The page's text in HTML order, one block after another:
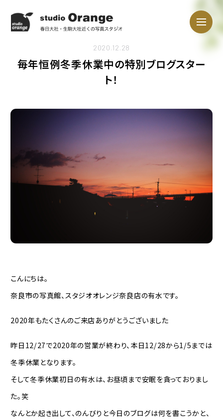
2020.12.28
毎年恒例冬季休業中の特別ブログスター
ト！
こんにちは。
奈良市の写真館、スタジオオレンジ奈良店の有水です。
2020年もたくさんのご来店ありがとうございました
昨日12/27で2020年の営業が終わり、本日12/28から1/5までは
冬季休業となります。
そして冬季休業初日の有水は、お昼頃まで安眠を貪っておりまし
た。笑
なんとか起き出して、のんびりと今日のブログは何を書こうかと、